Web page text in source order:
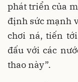
phát triển của
định sức mạnh
chơi ná, tiến
đấu với các
thao này”.